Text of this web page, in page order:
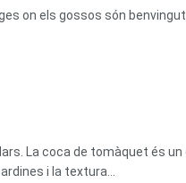
on els gossos són
La coca de tomàquet és
i la textura...